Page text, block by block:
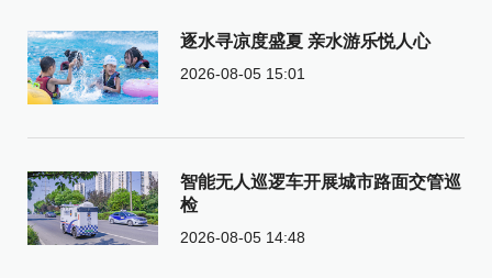
逐水寻凉度盛夏 亲水游乐悦人心
2026-08-05 15:01
智能无人巡逻车开展城市路面交管巡
检
2026-08-05 14:48